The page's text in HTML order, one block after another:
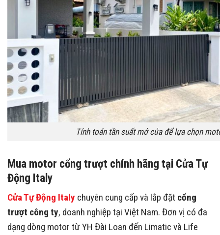
Tính toán tần suất mở cửa để lựa chọn
Mua motor cổng trượt chính hãng tại Cửa Tự
Động Italy
Cửa Tự Động Italy chuyên cung cấp và lắp đặt cổng
trượt công ty, doanh nghiệp tại Việt Nam. Đơn vị có đa
dạng dòng motor từ YH Đài Loan đến Limatic và Life